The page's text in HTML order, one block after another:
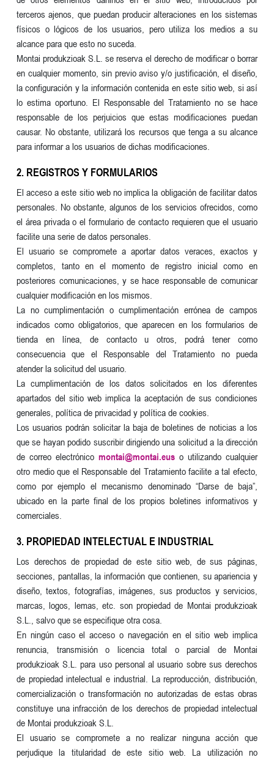
terceros ajenos, que puedan producir alteraciones en los sistemas
físicos o lógicos de los usuarios, pero utiliza los medios a su
alcance para que esto no suceda.
Montai produkzioak S.L. se reserva el derecho de modificar o borrar
en cualquier momento, sin previo aviso y/o justificación, el diseño,
la configuración y la información contenida en este sitio web, si así
lo estima oportuno. El Responsable del Tratamiento no se hace
responsable de los perjuicios que estas modificaciones puedan
causar. No obstante, utilizará los recursos que tenga a su alcance
para informar a los usuarios de dichas modificaciones.
2. REGISTROS Y FORMULARIOS
El acceso a este sitio web no implica la obligación de facilitar datos
personales. No obstante, algunos de los servicios ofrecidos, como
el área privada o el formulario de contacto requieren que el usuario
facilite una serie de datos personales.
El usuario se compromete a aportar datos veraces, exactos y
completos, tanto en el momento de registro inicial como en
posteriores comunicaciones, y se hace responsable de comunicar
cualquier modificación en los mismos.
La no cumplimentación o cumplimentación errónea de campos
indicados como obligatorios, que aparecen en los formularios de
tienda en línea, de contacto u otros, podrá tener como
consecuencia que el Responsable del Tratamiento no pueda
atender la solicitud del usuario.
La cumplimentación de los datos solicitados en los diferentes
apartados del sitio web implica la aceptación de sus condiciones
generales, política de privacidad y política de cookies.
Los usuarios podrán solicitar la baja de boletines de noticias a los
que se hayan podido suscribir dirigiendo una solicitud a la dirección
de correo electrónico montai@montai.eus o utilizando cualquier
otro medio que el Responsable del Tratamiento facilite a tal efecto,
como por ejemplo el mecanismo denominado “Darse de baja”,
ubicado en la parte final de los propios boletines informativos y
comerciales.
3. PROPIEDAD INTELECTUAL E INDUSTRIAL
Los derechos de propiedad de este sitio web, de sus páginas,
secciones, pantallas, la información que contienen, su apariencia y
diseño, textos, fotografías, imágenes, sus productos y servicios,
marcas, logos, lemas, etc. son propiedad de Montai produkzioak
S.L., salvo que se especifique otra cosa.
En ningún caso el acceso o navegación en el sitio web implica
renuncia, transmisión o licencia total o parcial de Montai
produkzioak S.L. para uso personal al usuario sobre sus derechos
de propiedad intelectual e industrial. La reproducción, distribución,
comercialización o transformación no autorizadas de estas obras
constituye una infracción de los derechos de propiedad intelectual
de Montai produkzioak S.L.
El usuario se compromete a no realizar ninguna acción que
perjudique la titularidad de este sitio web. La utilización no